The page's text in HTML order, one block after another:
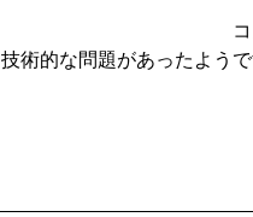
技術的な問題があったよう